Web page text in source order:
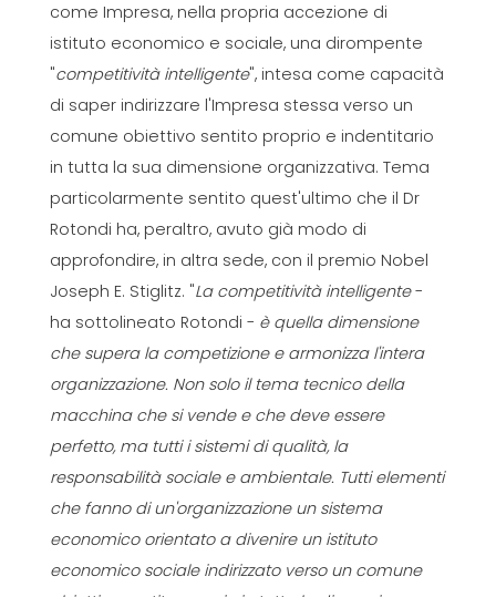
come Impresa, nella propria accezione di
istituto economico e sociale, una dirompente
"competitività intelligente", intesa come capacità
di saper indirizzare l'Impresa stessa verso un
comune obiettivo sentito proprio e indentitario
in tutta la sua dimensione organizzativa. Tema
particolarmente sentito quest'ultimo che il Dr
Rotondi ha, peraltro, avuto già modo di
approfondire, in altra sede, con il premio Nobel
Joseph E. Stiglitz. "La competitività intelligente-
ha sottolineato Rotondi - è quella dimensione
che supera la competizione e armonizza l'intera
organizzazione. Non solo il tema tecnico della
macchina che si vende e che deve essere
perfetto, ma tutti i sistemi di qualità, la
responsabilità sociale e ambientale. Tutti elementi
che fanno di un'organizzazione un sistema
economico orientato a divenire un istituto
economico sociale indirizzato verso un comune